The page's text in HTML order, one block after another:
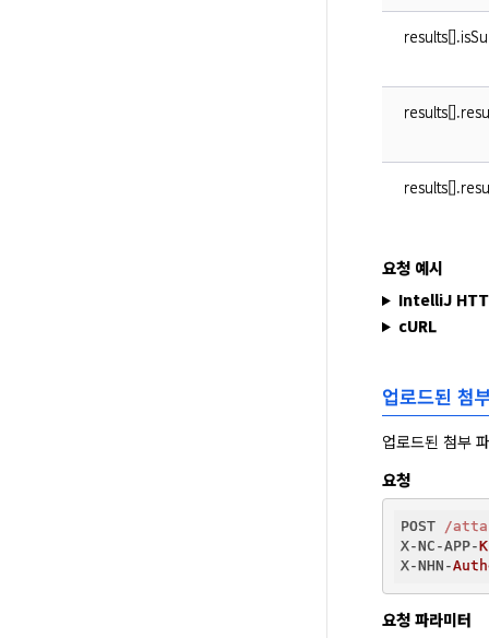
요청 예시
IntelliJ
cURL
업로드된 첨
업로드된 첨부
요청
POST /
X-NC-APP-
X-NHN-
요청 파라미터